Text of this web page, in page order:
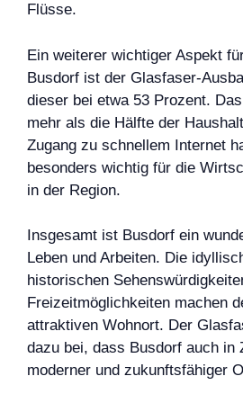
Flüsse.
Ein weiterer wichtiger Aspekt
Busdorf ist der Glasfaser-
dieser bei etwa 53 Prozent.
mehr als die Hälfte der
Zugang zu schnellem Internet
besonders wichtig für die
in der Region.
Insgesamt ist Busdorf ein
Leben und Arbeiten. Die
historischen
Freizeitmöglichkeiten machen
attraktiven Wohnort. Der
dazu bei, dass Busdorf auch in
moderner und zukunftsfähiger